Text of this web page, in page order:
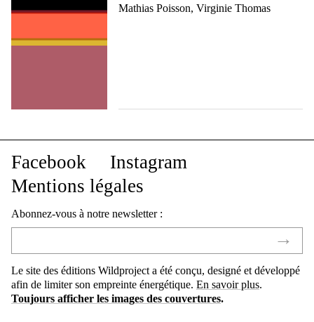
Mathias Poisson, Virginie Thomas
Facebook
Instagram
Mentions légales
Abonnez-vous à notre newsletter :
Le site des éditions Wildproject a été conçu, designé et développé
afin de limiter son empreinte énergétique. En savoir plus.
Toujours afficher les images des couvertures.